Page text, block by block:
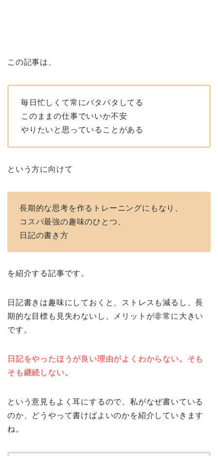
この記事は、
毎日忙しくて常にバタバタしてる
このままの仕事でいいか不安
やりたいと思っていることがある
という方に向けて
長期的な思考を作るトレーニングにもなり、
コスパ最強の趣味のひとつ、
日記の書き方
を紹介する記事です。
日記書きは趣味にしておくと、ストレスも減るし、長
期的な目標も見失わないし、メリットが非常に大きい
です。
日記をやったほうが良い理由がよくわからない。そも
そも継続しない。
という意見もよく耳にするので、私がなぜ書いている
のか、どうやって書けばよいのかを紹介していきます
ね。